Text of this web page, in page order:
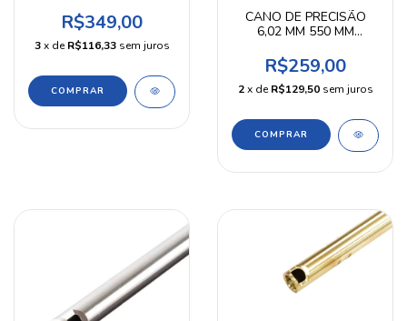
R$349,00
3 x deR$116,33 sem juros
CANO DE PRECISÃO
6,02 MM 550 MM
R$259,00
2 x deR$129,50 sem juros